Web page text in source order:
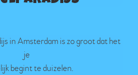
in Amsterdam is zo groot dat het
je
begint te duizelen.